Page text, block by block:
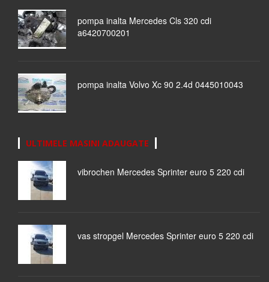
pompa inalta Mercedes Cls 320 cdi
a6420700201
pompa inalta Volvo Xc 90 2.4d 0445010043
ULTIMELE MASINI ADAUGATE
vibrochen Mercedes Sprinter euro 5 220 cdi
vas stropgel Mercedes Sprinter euro 5 220 cdi